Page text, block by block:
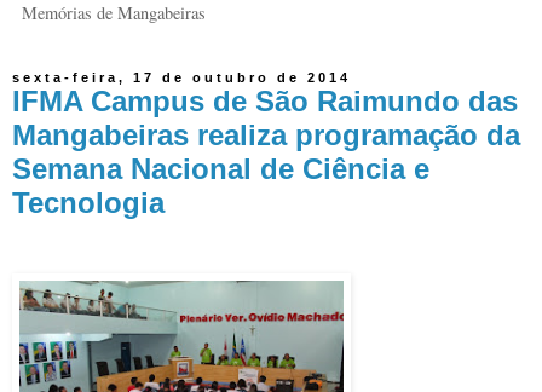
Memórias de Mangabeiras
sexta-feira, 17 de outubro de 2014
IFMA Campus de São Raimundo das
Mangabeiras realiza programação da
Semana Nacional de Ciência e
Tecnologia